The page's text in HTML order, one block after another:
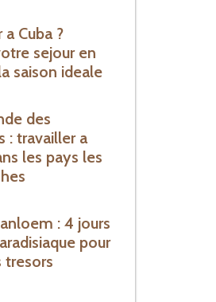
Cuba ?
sejour en
saison ideale
des
: travailler a
les pays les
: 4 jours
pour
tresors